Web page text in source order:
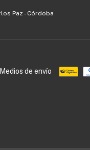
Paz - Córdoba
Medios de envío